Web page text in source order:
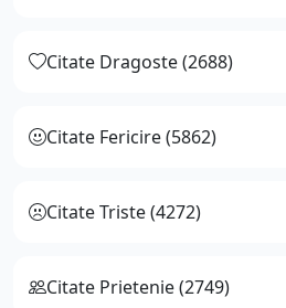
Citate Dragoste (2688)
Citate Fericire (5862)
Citate Triste (4272)
Citate Prietenie (2749)